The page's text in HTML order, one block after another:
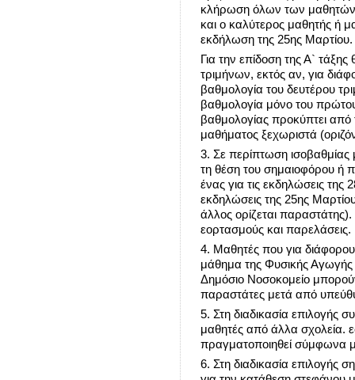
κλήρωση όλων των μαθητών
και ο καλύτερος μαθητής ή
εκδήλωση της 25ης Μαρτίου.
Για την επίδοση της Α`
τριμήνων, εκτός αν, για
βαθμολογία του δευτέρου
βαθμολογία μόνο του
βαθμολογίας προκύπτει
μαθήματος ξεχωριστά
3. Σε περίπτωση
τη θέση του σημαιοφόρου ή
ένας για τις εκδηλώσεις της
εκδηλώσεις της 25ης
άλλος ορίζεται παραστάτης).
εορτασμούς και παρελάσεις.
4. Μαθητές που για
μάθημα της Φυσικής Αγωγής
Δημόσιο Νοσοκομείο
παραστάτες μετά από
5. Στη διαδικασία επιλογής
μαθητές από άλλα σχολεία.
πραγματοποιηθεί σύμφωνα
6. Στη διαδικασία